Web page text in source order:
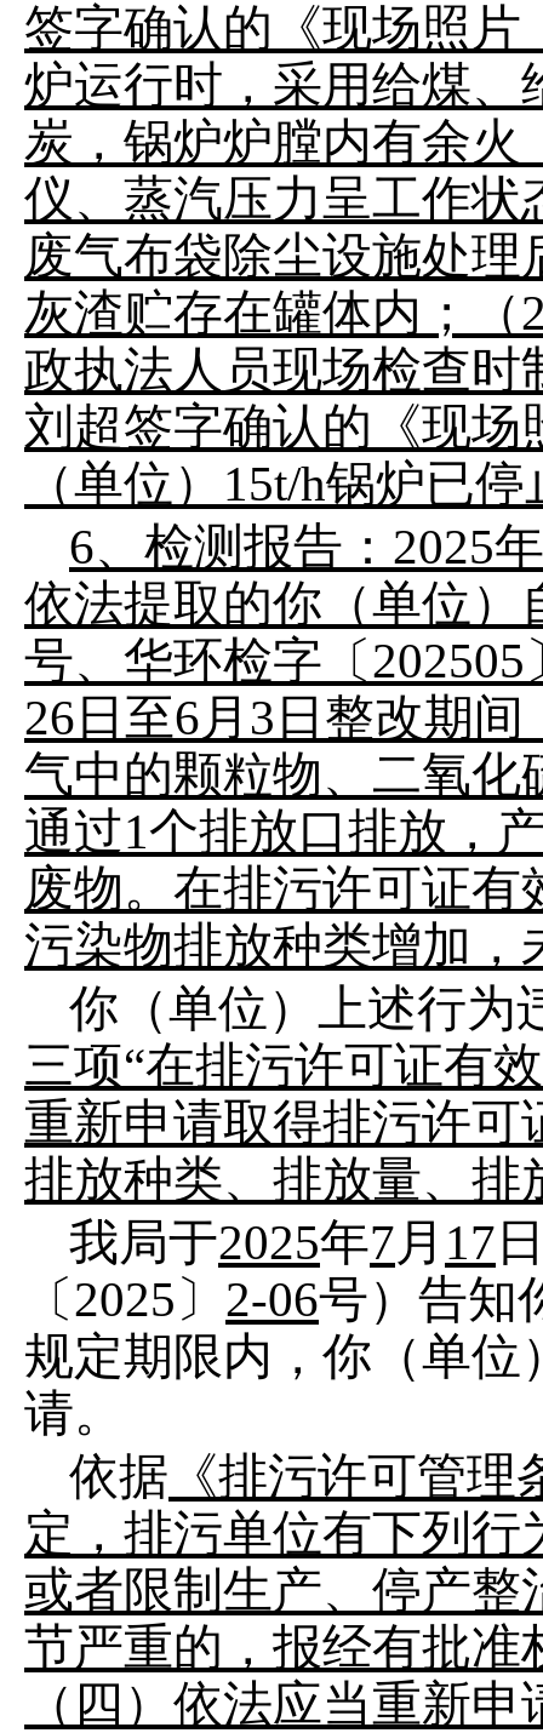
签字确认的《现场照片
炉运行时，采用给煤
炭，锅炉炉膛内有余
仪、蒸汽压力呈工作
废气布袋除尘设施处
灰渣贮存在罐体内；（
政执法人员现场检查
刘超签字确认的《现
（单位）15t/h锅炉已
6、检测报告：2025
依法提取的你（单位）
号、华环检字〔
26日至6月3日整改期
气中的颗粒物、二氧
通过1个排放口排放，
废物。在排污许可证
污染物排放种类增加
你 （单位） 上述行为
三项“在排污许可证有
重新申请取得排污许
排放种类、排放量、排
我局于2025年7月 17
〔 2025 〕 2-06号）告知
规定期限内，你（单
请。
依据 《排污许可管
定，排污单位有下列
或者限制生产、停产整
节严重的，报经有批
（四）依法应当重新